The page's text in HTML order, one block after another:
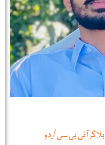
بلاگر آئی بی سی اُردو